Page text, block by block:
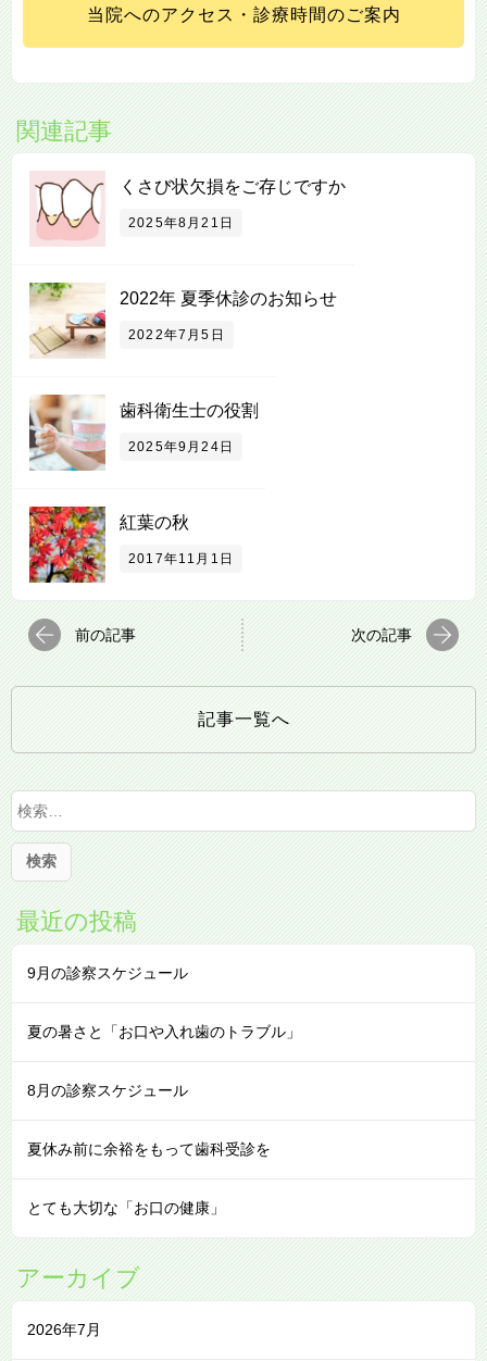
当院へのアクセス・診療時間のご案内
関連記事
くさび状欠損をご存じですか
2025年8月21日
2022年 夏季休診のお知らせ
2022年7月5日
歯科衛生士の役割
2025年9月24日
紅葉の秋
2017年11月1日
前の記事 次の記事
記事一覧へ
検
索
:
最近の投稿
9月の診察スケジュール
夏の暑さと「お口や入れ歯のトラブル」
8月の診察スケジュール
夏休み前に余裕をもって歯科受診を
とても大切な「お口の健康」
アーカイブ
2026年7月